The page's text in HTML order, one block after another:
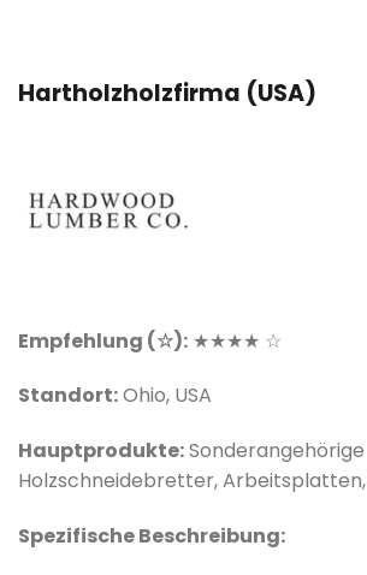
Hartholzholzfirma (USA)
Empfehlung (☆): ★★★★ ☆
Standort:Ohio, USA
Hauptprodukte:Sonderangehörige
Holzschneidebretter,
Spezifische Beschreibung: